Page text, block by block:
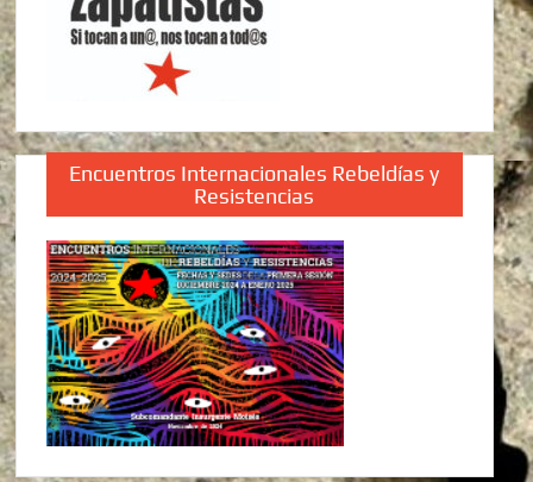
Encuentros Internacionales Rebeldías y
Resistencias